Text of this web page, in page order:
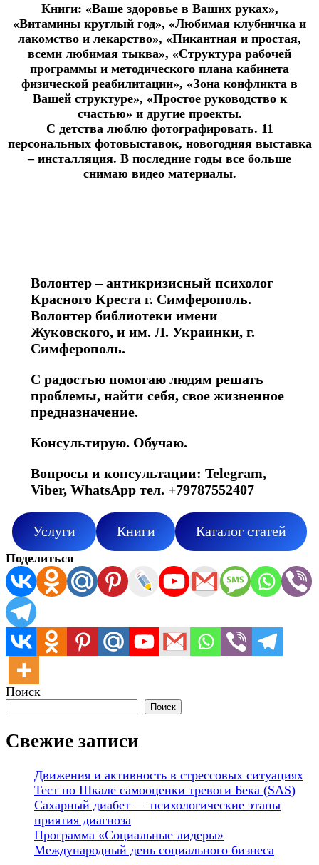
Книги: «Ваше здоровье в Ваших руках»,
«Витамины круглый год», «Любимая клубничка и
лакомство и лекарство», «Пикантная и простая,
всеми любимая тыква», «Структура рабочей
программы и методического плана кабинета
физической реабилитации», «Зона конфликта в
Вашей структуре», «Простое руководство к
счастью» и другие проекты.
С детства люблю фотографировать. 11
персональных фотовыставок, новогодняя выставка
– инсталляция. В последние годы все больше
снимаю видео материалы.
Волонтер – антикризисный психолог
Красного Креста г. Симферополь.
Волонтер библиотеки имени
Жуковского, и им. Л. Украинки, г.
Симферополь.
С радостью помогаю людям решать
проблемы, найти себя, свое жизненное
предназначение.
Консультирую. Обучаю.
Вопросы и консультации: Telegram,
Viber, WhatsApp тел. +79787552407
Услуги Книги Каталог статей
Поделиться
Поиск
Поиск
Свежие записи
Движения и активность в стрессовых ситуациях
Тест по Шкале самооценки тревоги Бека (SAS)
Сахарный диабет — психологические этапы
приятия диагноза
Программа «Социальные лидеры»
Международный день социального бизнеса